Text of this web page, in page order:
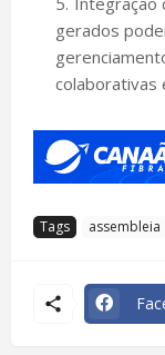
gerados
colaborativas
Tags assembleia